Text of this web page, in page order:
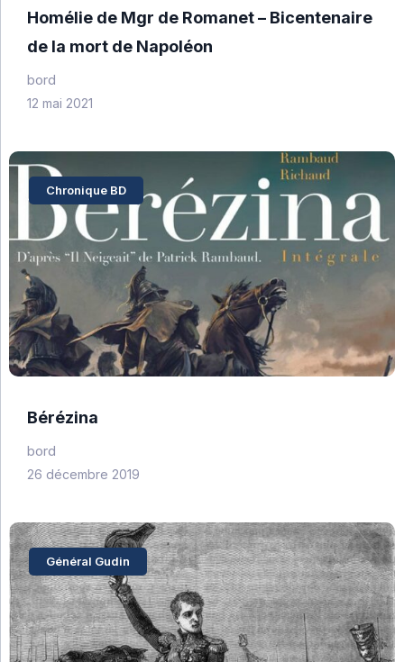
Homélie de Mgr de Romanet – Bicentenaire
de la mort de Napoléon
bord
12 mai 2021
Chronique BD
Bérézina
bord
26 décembre 2019
Général Gudin